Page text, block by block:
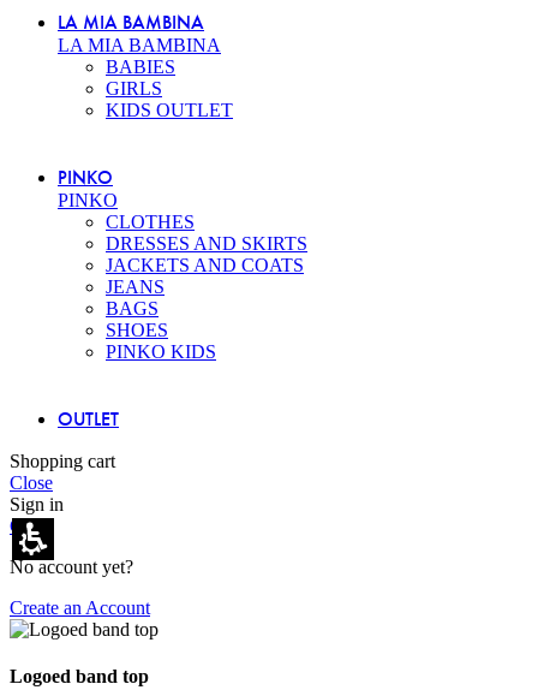
LA MIA BAMBINA
LA MIA BAMBINA
BABIES
GIRLS
KIDS OUTLET
PINKO
PINKO
CLOTHES
DRESSES AND SKIRTS
JACKETS AND COATS
JEANS
BAGS
SHOES
PINKO KIDS
OUTLET
Shopping cart
Close
Sign in
Close
No account yet?
Create an Account
Logoed band top